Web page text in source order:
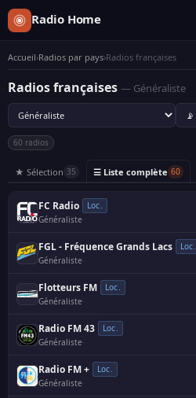
Radio Home
Accueil›Radios par pays›Radios françaises
Radios françaises — Généraliste
60 radios
★ Sélection 35 ☰ Liste complète 60
FC Radio
Loc.
Généraliste·
FGL - Fréquence Grands Lacs
Loc.
Généraliste·
Flotteurs FM
Loc.
Généraliste·
Radio FM 43
Loc.
Généraliste·
Radio FM +
Loc.
Généraliste·